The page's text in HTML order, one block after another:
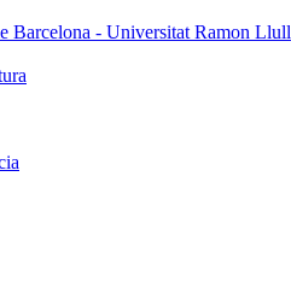
Barcelona - Universitat Ramon Llull